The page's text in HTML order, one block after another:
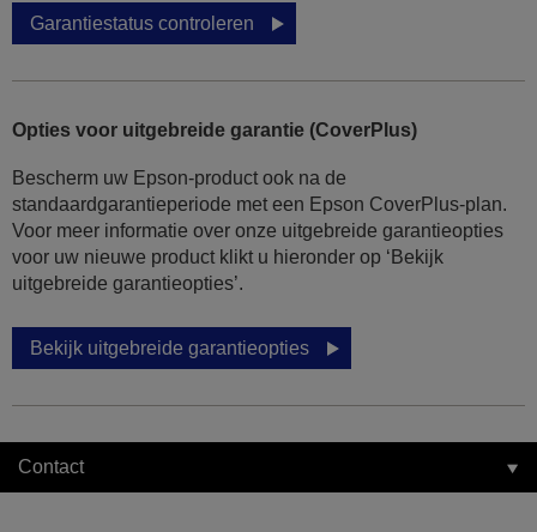
Garantiestatus controleren
Opties voor uitgebreide garantie (CoverPlus)
Bescherm uw Epson-product ook na de
standaardgarantieperiode met een Epson CoverPlus-plan.
Voor meer informatie over onze uitgebreide garantieopties
voor uw nieuwe product klikt u hieronder op ‘Bekijk
uitgebreide garantieopties’.
Bekijk uitgebreide garantieopties
Contact